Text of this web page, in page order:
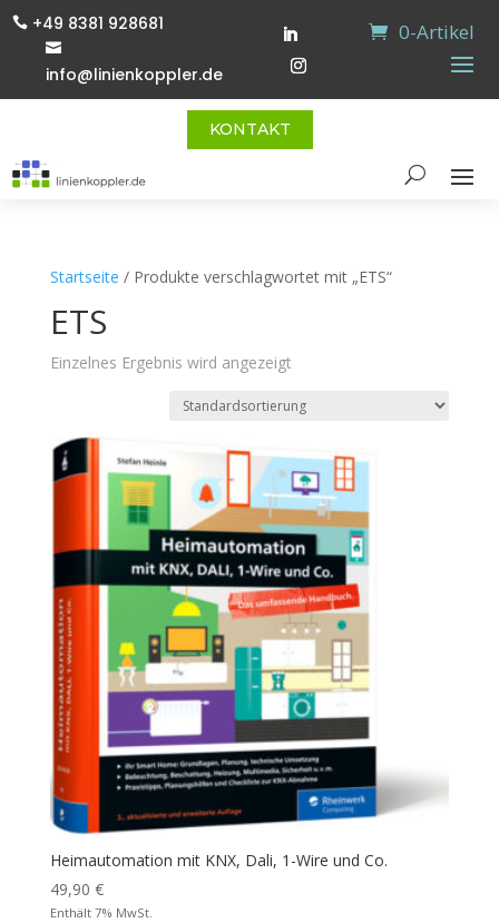
 +49 8381 928681

info@linienkoppler.de
0-Artikel
KONTAKT
Startseite / Produkte verschlagwortet mit „ETS“
ETS
Einzelnes Ergebnis wird angezeigt
Heimautomation mit KNX, Dali, 1-Wire und Co.
49,90 €
Enthält 7% MwSt.